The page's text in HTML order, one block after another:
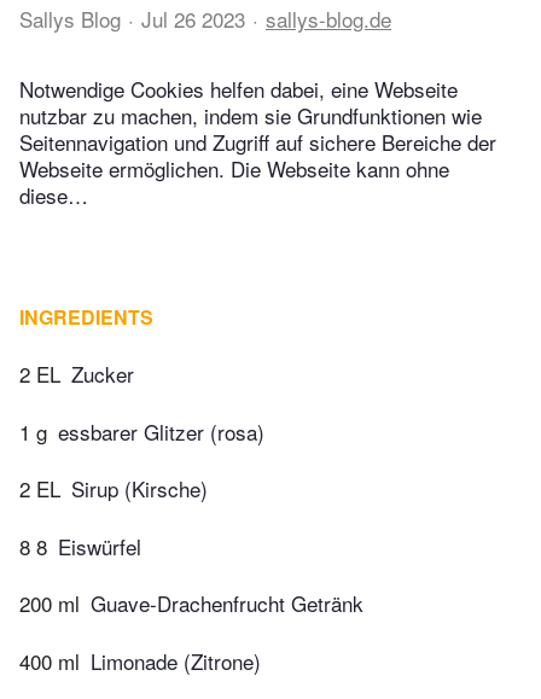
Sallys Blog Jul 26 2023 sallys-blog.de
Notwendige Cookies helfen dabei, eine Webseite
nutzbar zu machen, indem sie Grundfunktionen wie
Seitennavigation und Zugriff auf sichere Bereiche der
Webseite ermöglichen. Die Webseite kann ohne
diese…
INGREDIENTS
2 EL Zucker
1 g essbarer Glitzer (rosa)
2 EL Sirup (Kirsche)
8 8 Eiswürfel
200 ml Guave-Drachenfrucht Getränk
400 ml Limonade (Zitrone)